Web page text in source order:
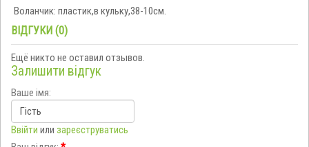
Воланчик: пластик,в кульку,38-10см.
ВІДГУКИ (0)
Ещё никто не оставил отзывов.
Залишити відгук
Ваше імя:
Ввійти или зареєструватись